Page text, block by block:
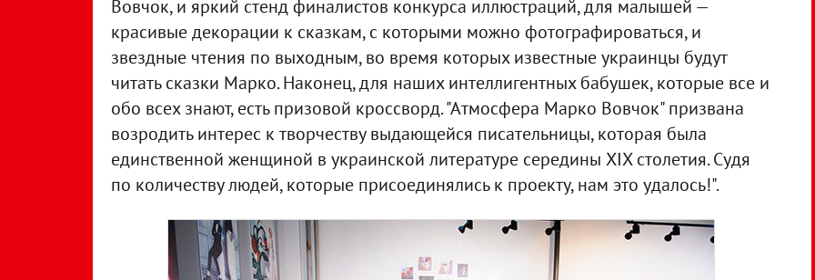
Вовчок, и яркий стенд финалистов конкурса иллюстраций, для малышей —
красивые декорации к сказкам, с которыми можно фотографироваться, и
звездные чтения по выходным, во время которых известные украинцы будут
читать сказки Марко. Наконец, для наших интеллигентных бабушек, которые все и
обо всех знают, есть призовой кроссворд. "Атмосфера Марко Вовчок" призвана
возродить интерес к творчеству выдающейся писательницы, которая была
единственной женщиной в украинской литературе середины XIX столетия. Судя
по количеству людей, которые присоединялись к проекту, нам это удалось!".